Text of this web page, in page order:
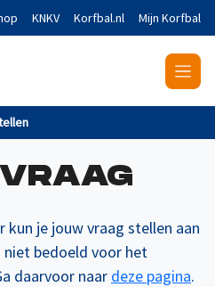
KNKV Korfbal.nl Mijn Korfbal
je jouw vraag stellen aan
niet bedoeld voor het
daarvoor naar deze pagina.